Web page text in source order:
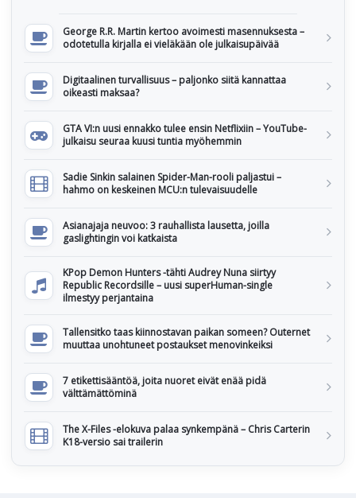
George R.R. Martin kertoo avoimesti masennuksesta –
odotetulla kirjalla ei vieläkään ole julkaisupäivää
Digitaalinen turvallisuus – paljonko siitä kannattaa
oikeasti maksaa?
GTA VI:n uusi ennakko tulee ensin Netflixiin – YouTube-
julkaisu seuraa kuusi tuntia myöhemmin
Sadie Sinkin salainen Spider-Man-rooli paljastui –
hahmo on keskeinen MCU:n tulevaisuudelle
Asianajaja neuvoo: 3 rauhallista lausetta, joilla
gaslightingin voi katkaista
KPop Demon Hunters -tähti Audrey Nuna siirtyy
Republic Recordsille – uusi superHuman-single
ilmestyy perjantaina
Tallensitko taas kiinnostavan paikan someen? Outernet
muuttaa unohtuneet postaukset menovinkeiksi
7 etikettisääntöä, joita nuoret eivät enää pidä
välttämättöminä
The X-Files -elokuva palaa synkempänä – Chris Carterin
K18-versio sai trailerin